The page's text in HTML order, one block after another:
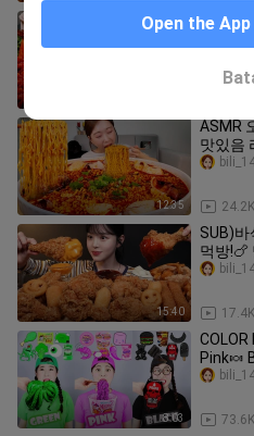
빨판 파
볶음
ASMR
12:35
ASMR
맛있음
and
24.2K
15:40
SUB)
먹방!🍗
에 푹푹
17.4K
8:03
COLOR
Pink🍬
73.6K
Open the